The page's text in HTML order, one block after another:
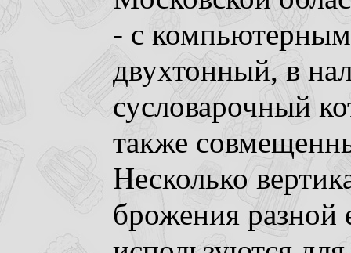
- с
двухтонный, в
сусловарочный
также
Несколько
брожения разной